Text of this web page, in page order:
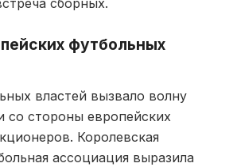
футбольных
властей вызвало волну
со стороны европейских
Королевская
ассоциация выразила